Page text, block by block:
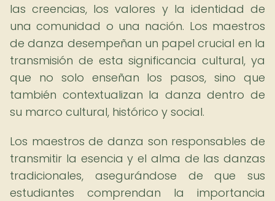
las creencias, los valores y la identidad de
una comunidad o una nación. Los maestros
de danza desempeñan un papel crucial en la
transmisión de esta significancia cultural, ya
que no solo enseñan los pasos, sino que
también contextualizan la danza dentro de
su marco cultural, histórico y social.
Los maestros de danza son responsables de
transmitir la esencia y el alma de las danzas
tradicionales, asegurándose de que sus
estudiantes comprendan la importancia